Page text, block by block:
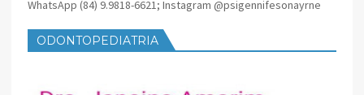
WhatsApp (84) 9.9818-6621; Instagram @psigennifesonayrne
ODONTOPEDIATRIA